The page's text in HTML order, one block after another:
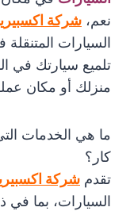
نعم، شركة
السيارات المتنقلة
تلميع سيارتك في
منزلك أو مكان
ما هي الخدمات
كار؟
تقدم شركة
السيارات، بما في